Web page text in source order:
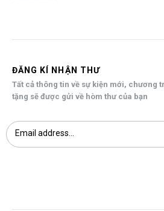
ĐĂNG KÍ NHẬN THƯ
Tất cả thông tin về sự kiện mới, chương
tặng sẽ được gửi về hòm thư của bạn